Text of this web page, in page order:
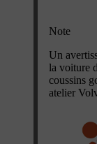
Note
Un
la voiture
coussins
atelier